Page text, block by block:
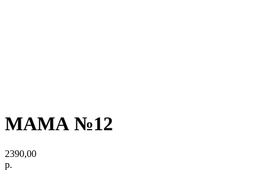
МАМА №12
2390,00
р.